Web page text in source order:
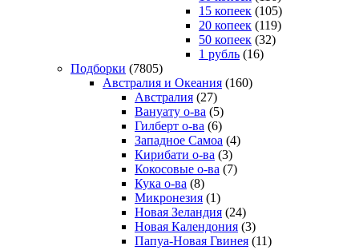
15 копеек (105)
20 копеек (119)
50 копеек (32)
1 рубль (16)
Подборки (7805)
Австралия и Океания (160)
Австралия (27)
Вануату о-ва (5)
Гилберт о-ва (6)
Западное Самоа (4)
Кирибати о-ва (3)
Кокосовые о-ва (7)
Кука о-ва (8)
Микронезия (1)
Новая Зеландия (24)
Новая Календония (3)
Папуа-Новая Гвинея (11)